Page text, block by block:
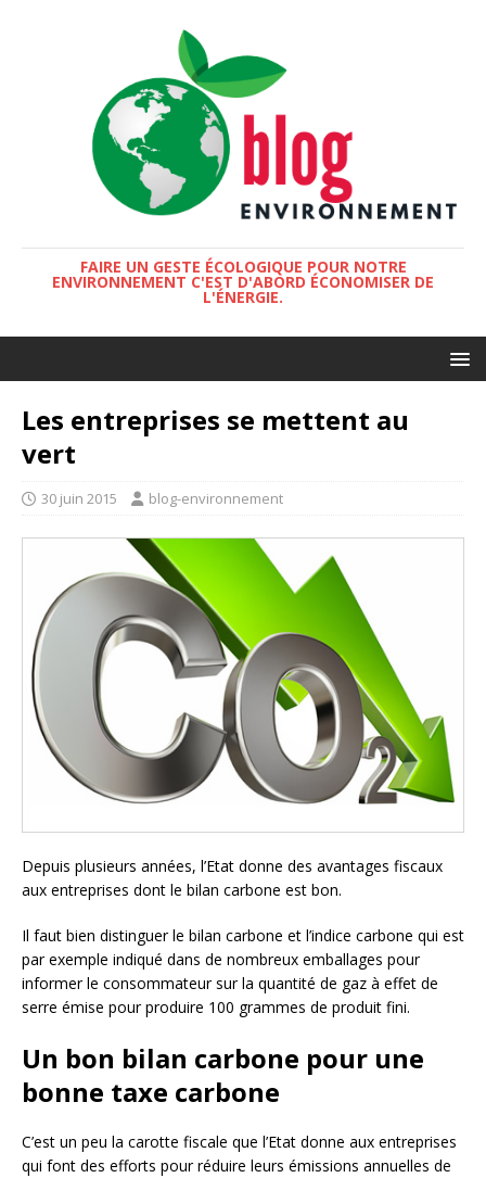
FAIRE UN GESTE ÉCOLOGIQUE POUR NOTRE
ENVIRONNEMENT C'EST D'ABORD ÉCONOMISER DE
L'ÉNERGIE.
Les entreprises se mettent au
vert
30 juin 2015 blog-environnement
Depuis plusieurs années, l’Etat donne des avantages fiscaux
aux entreprises dont le bilan carbone est bon.
Il faut bien distinguer le bilan carbone et l’indice carbone qui est
par exemple indiqué dans de nombreux emballages pour
informer le consommateur sur la quantité de gaz à effet de
serre émise pour produire 100 grammes de produit fini.
Un bon bilan carbone pour une
bonne taxe carbone
C’est un peu la carotte fiscale que l’Etat donne aux entreprises
qui font des efforts pour réduire leurs émissions annuelles de